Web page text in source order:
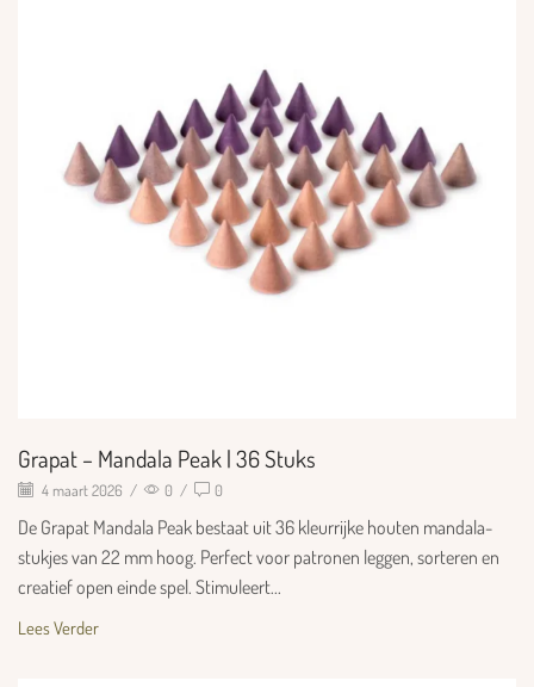
Grapat – Mandala Peak | 36 Stuks
4 maart 2026 / 0 / 0
De Grapat Mandala Peak bestaat uit 36 kleurrijke houten mandala-
stukjes van 22 mm hoog. Perfect voor patronen leggen, sorteren en
creatief open einde spel. Stimuleert...
Lees Verder